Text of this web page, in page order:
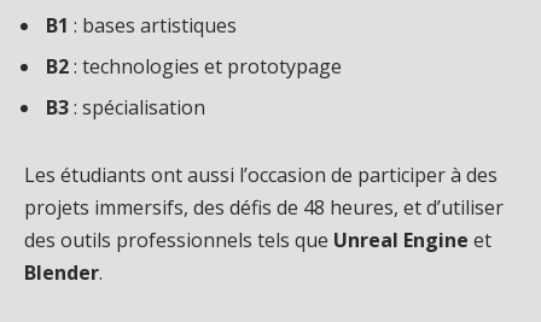
B1 : bases artistiques
B2: technologies et prototypage
B3: spécialisation
Les étudiants ont aussi l’occasion de participer à des
projets immersifs, des défis de 48 heures, et d’utiliser
des outils professionnels tels que Unreal Engine et
Blender.